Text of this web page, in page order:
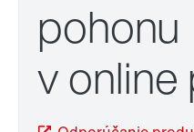
Montážny systém
pohonu
v